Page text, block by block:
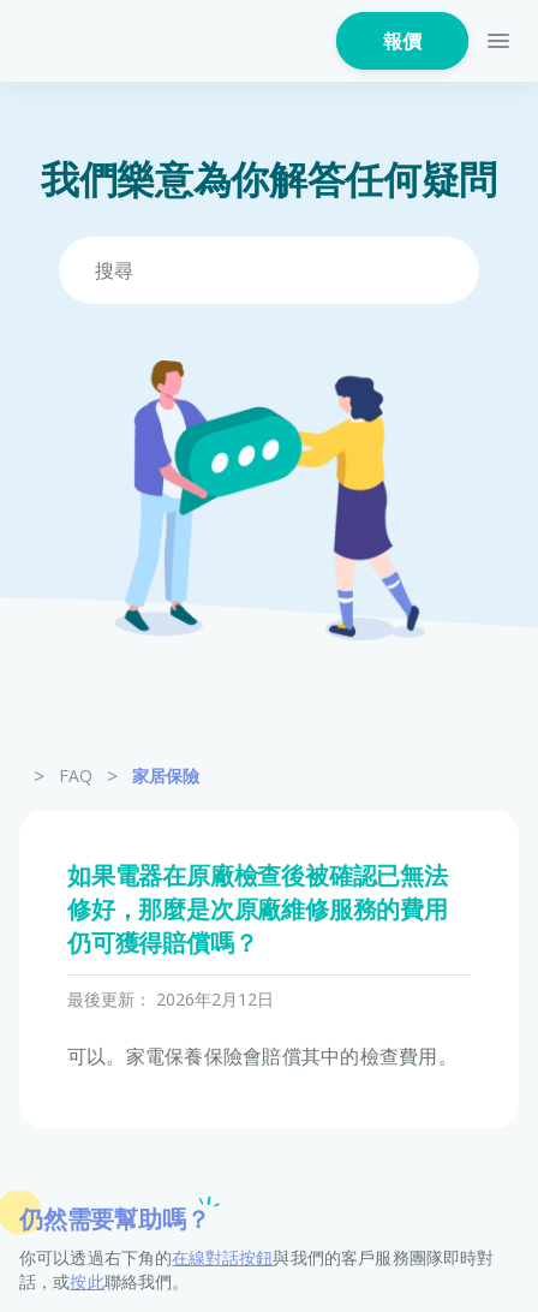
報價
家居保險
火險
危疾保
寵物保險
我們樂意為你解答任何疑問
> FAQ > 家居保險
如果電器在原廠檢查後被確認已無法
修好，那麼是次原廠維修服務的費用
仍可獲得賠償嗎？
最後更新： 2026年2月12日
可以。家電保養保險會賠償其中的檢查費用。
仍然需要幫助嗎？
你可以透過右下角的在線對話按鈕與我們的客戶服務團隊即時對
話，或按此聯絡我們。